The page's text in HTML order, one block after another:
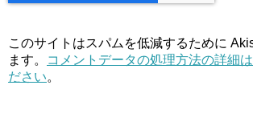
このサイトはスパムを低減するために
ます。
コメントデータの処理方法の詳細
ださい。